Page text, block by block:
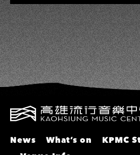
彬、邵大倫、曹雅
瑤
News What’s on
KPMC